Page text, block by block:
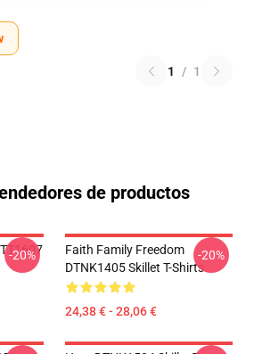
1 / 1
de productos
-20%
Faith Family Freedom
DTNK1405 Skillet T-Shirts
24,38 € - 28,06 €
-20%